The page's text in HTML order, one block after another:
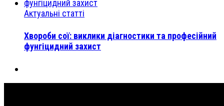
Актуальні статті
Хвороби сої: виклики діагностики та професійний
фунгіцидний захист